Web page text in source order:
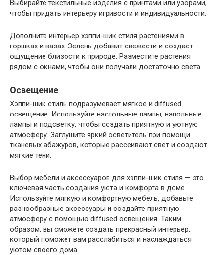
Выбирайте текстильные изделия с принтами или узорами,
чтобы придать интерьеру игривости и индивидуальности.
Дополните интерьер хэппи-шик стиля растениями в
горшках и вазах. Зелень добавит свежести и создаст
ощущение близости к природе. Разместите растения
рядом с окнами, чтобы они получали достаточно света.
Освещение
Хэппи-шик стиль подразумевает мягкое и diffused
освещение. Используйте настольные лампы, напольные
лампы и подсветку, чтобы создать приятную и уютную
атмосферу. Заглушите яркий осветитель при помощи
тканевых абажуров, которые рассеивают свет и создают
мягкие тени.
Выбор мебели и аксессуаров для хэппи-шик стиля — это
ключевая часть создания уюта и комфорта в доме.
Используйте мягкую и комфортную мебель, добавьте
разнообразные аксессуары и создайте приятную
атмосферу с помощью diffused освещения. Таким
образом, вы сможете создать прекрасный интерьер,
который поможет вам расслабиться и наслаждаться
уютом своего дома.